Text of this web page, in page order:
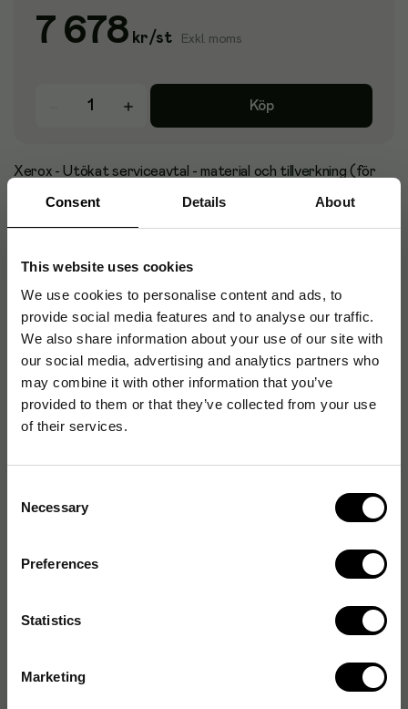
Consent Details About
This website uses cookies
We use cookies to personalise content and ads, to
provide social media features and to analyse our traffic.
We also share information about your use of our site with
our social media, advertising and analytics partners who
may combine it with other information that you’ve
provided to them or that they’ve collected from your use
of their services.
Selection
Necessary
Preferences
Statistics
Marketing
7 678 kr/st Exkl. moms
Köp
Xerox - Utökat serviceavtal - material och tillverkning (för
eller 3:e året) - för P/N: C7120V_D, C7120V_DN,
C7120V_T
Originalnummer: C7120SP3
EAN: 095205039542